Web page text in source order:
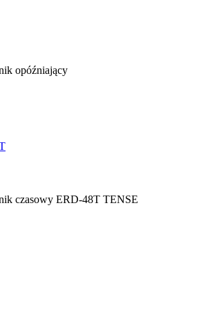
opóźniający
czasowy ERD-48T TENSE